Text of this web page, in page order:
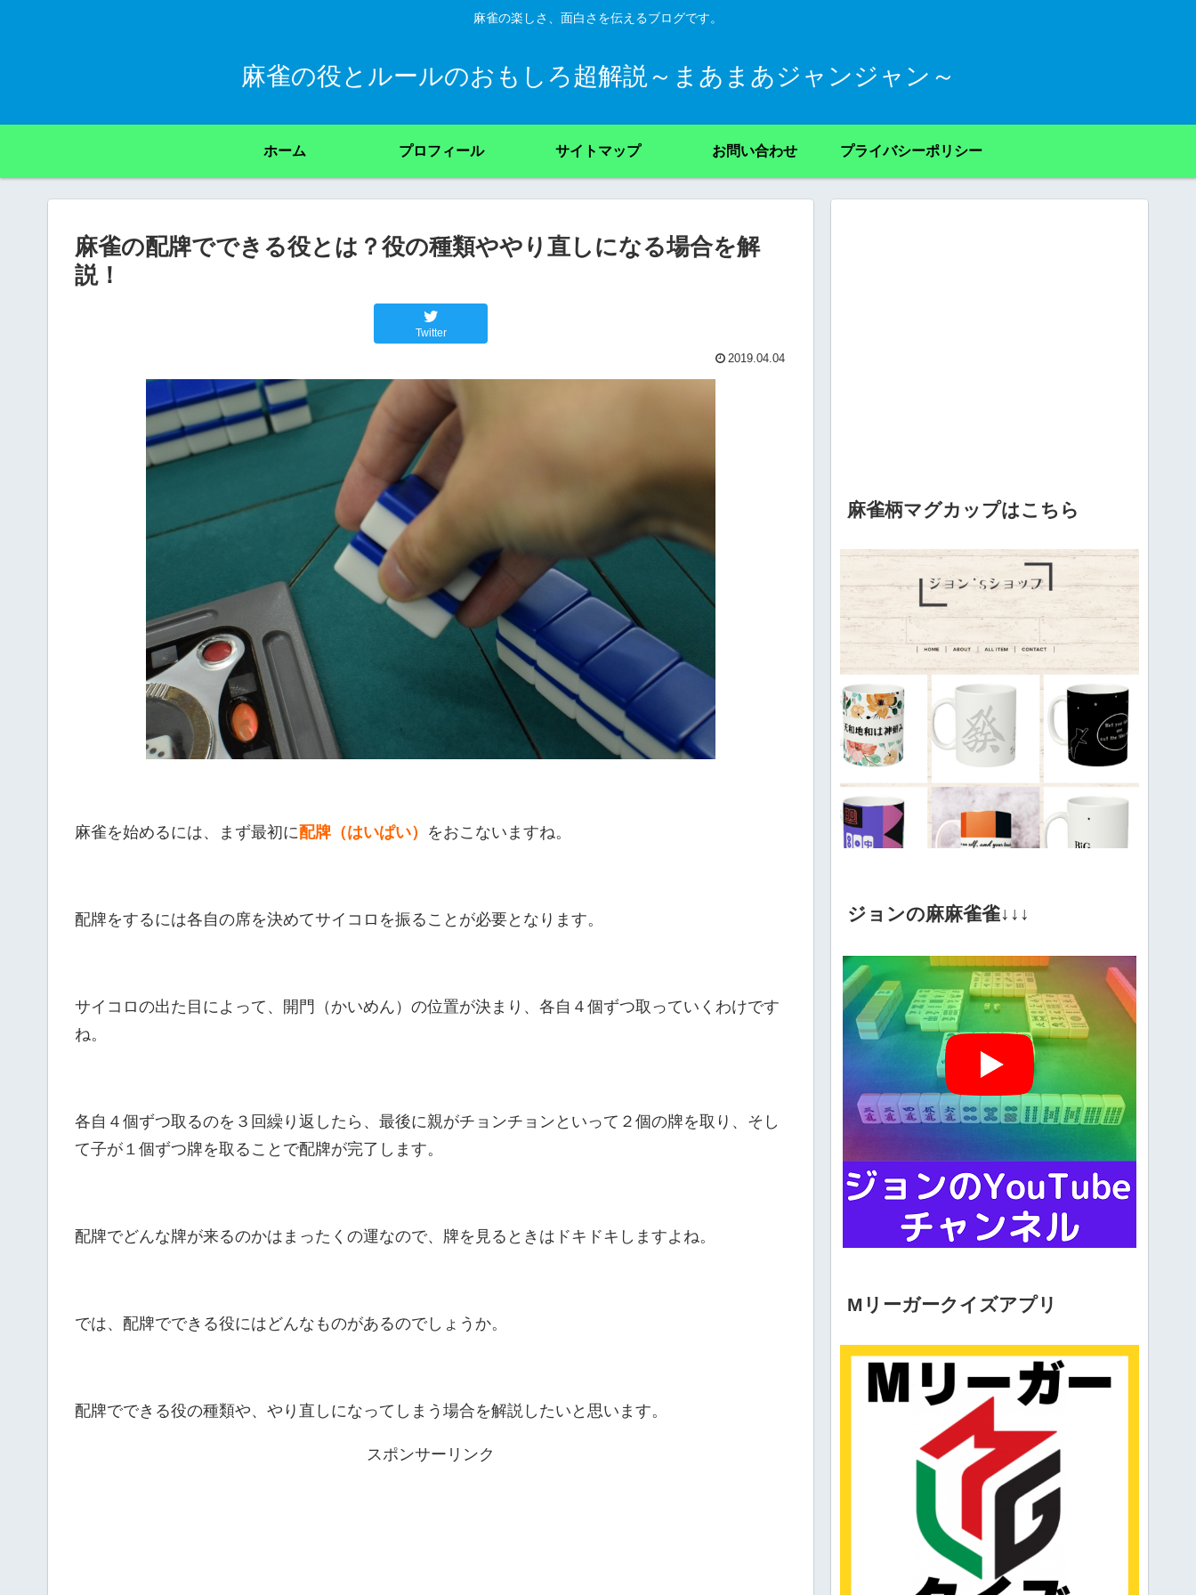
麻雀の楽しさ、面白さを伝えるブログです。
麻雀の役とルールのおもしろ超解説～まあまあジャンジャン～
ホーム プロフィール サイトマップ お問い合わせ プライバシーポリシー
麻雀の配牌でできる役とは？役の種類ややり直しになる場合を解
説！
Twitter
2019.04.04
麻雀を始めるには、まず最初に配牌（はいぱい） をおこないますね。
配牌をするには各自の席を決めてサイコロを振ることが必要となります。
サイコロの出た目によって、開門（かいめん）の位置が決まり、各自４個ずつ取っていくわけです
ね。
各自４個ずつ取るのを３回繰り返したら、最後に親がチョンチョンといって２個の牌を取り、そし
て子が１個ずつ牌を取ることで配牌が完了します。
配牌でどんな牌が来るのかはまったくの運なので、牌を見るときはドキドキしますよね。
では、配牌でできる役にはどんなものがあるのでしょうか。
配牌でできる役の種類や、やり直しになってしまう場合を解説したいと思います。
スポンサーリンク
麻雀柄マグカップはこちら
ジョンの麻麻雀雀↓↓↓
Mリーガークイズアプリ